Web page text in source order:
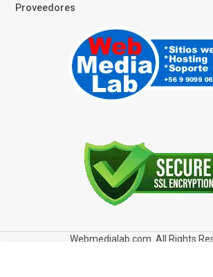
Proveedores
Webmedialab.com. All Rights